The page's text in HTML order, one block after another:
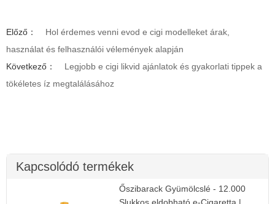
Előző：
Hol érdemes venni evod e cigi modelleket árak,
használat és felhasználói vélemények alapján
Következő：
Legjobb e cigi likvid ajánlatok és gyakorlati tippek a
tökéletes íz megtalálásához
Kapcsolódó termékek
Őszibarack Gyümölcslé - 12.000